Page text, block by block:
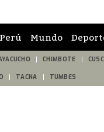
Perú Mundo
CHIMBOTE
TACNA TUMBES